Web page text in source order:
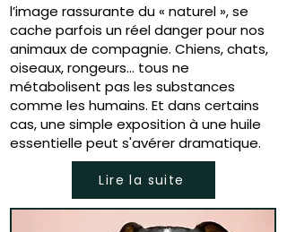
l’image rassurante du « naturel », se
cache parfois un réel danger pour nos
animaux de compagnie. Chiens, chats,
oiseaux, rongeurs… tous ne
métabolisent pas les substances
comme les humains. Et dans certains
cas, une simple exposition à une huile
essentielle peut s'avérer dramatique.
Lire la suite